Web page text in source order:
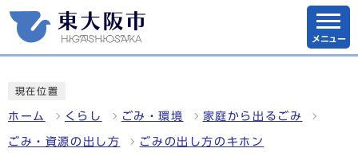
メニュー
現在位置
ホーム くらし ごみ・環境 家庭から出るごみ
ごみ・資源の出し方 ごみの出し方のキホン